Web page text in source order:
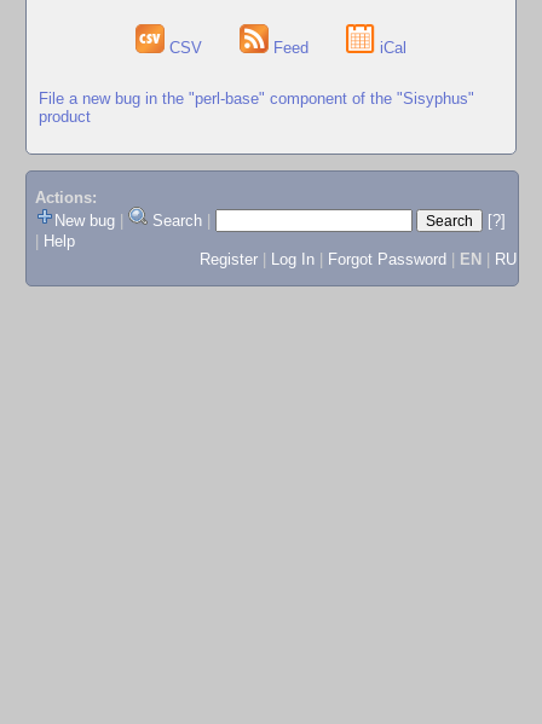
CSV Feed iCal
File a new bug in the "perl-base" component of the "Sisyphus"
product
Actions:
New bug
Search
[?]
Help
Register
Log In Forgot Password EN RU